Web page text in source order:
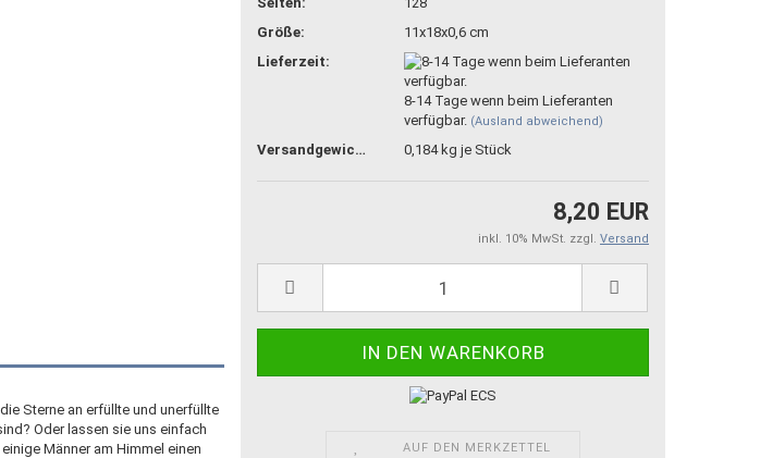
Größe:
11x18x0,6 cm
Lieferzeit:
8-14 Tage wenn beim Lieferanten
verfügbar. (Ausland abweichend)
Versandgewicht: 0,184kg je Stück
8,20 EUR
inkl. 10% MwSt. zzgl. Versand
AUF DEN MERKZETTEL
Sterne an erfüllte und unerfüllte
Oder lassen sie uns einfach
Männer am Himmel einen